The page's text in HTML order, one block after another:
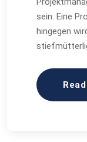
sein. Eine
hingegen